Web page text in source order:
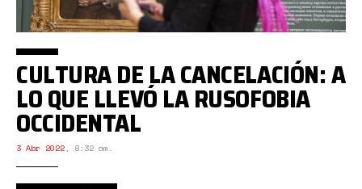
CULTURA DE LA CANCELACIÓN: A
LO QUE LLEVÓ LA RUSOFOBIA
OCCIDENTAL
3 Abr 2022, 8:32 am.